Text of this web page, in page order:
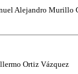
Alejandro Murillo
Ortiz Vázquez